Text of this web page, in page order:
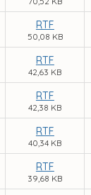
RTF
50,08 KB
RTF
42,63 KB
RTF
42,38 KB
RTF
40,34 KB
RTF
39,68 KB